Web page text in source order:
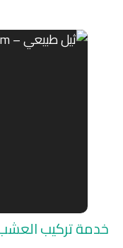
خدمة تركيب